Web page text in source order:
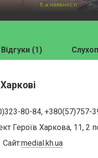
Є в наявності
Відгуки (1)
80-84, +380(57)757-
Героїв Харкова, 11, 2
Сайт:medial.kh.ua